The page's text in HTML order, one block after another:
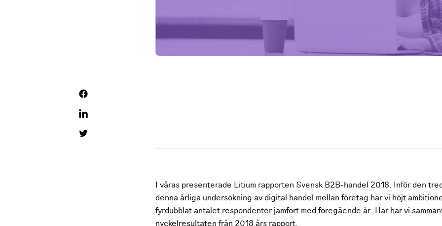
I våras presenterade Litium rapporten Svensk B2B-handel 2018. Inför den
denna årliga undersökning av digital handel mellan företag har vi höjt
fyrdubblat antalet respondenter jämfört med föregående år. Här har vi
nyckelresultaten från 2018 års rapport.